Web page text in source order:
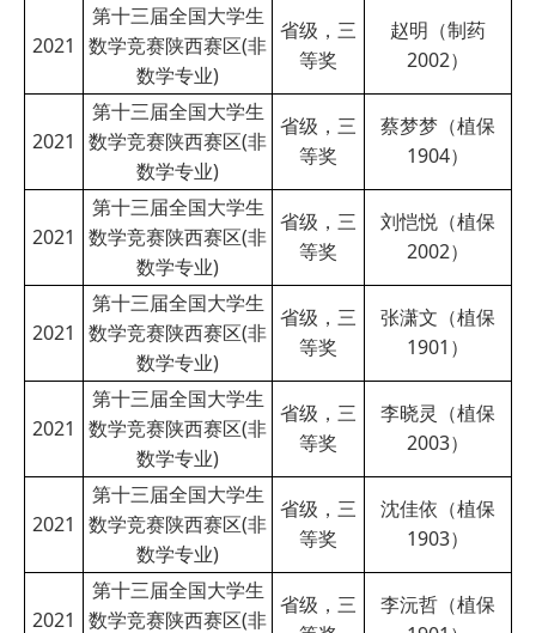
2021
第十三届全国大学生
数学竞赛陕西赛区(非
数学专业)
省级，三
等奖
赵明（制药
2002）
2021
第十三届全国大学生
数学竞赛陕西赛区(非
数学专业)
省级，三
等奖
蔡梦梦（植保
1904）
2021
第十三届全国大学生
数学竞赛陕西赛区(非
数学专业)
省级，三
等奖
刘恺悦（植保
2002）
2021
第十三届全国大学生
数学竞赛陕西赛区(非
数学专业)
省级，三
等奖
张潇文（植保
1901）
2021
第十三届全国大学生
数学竞赛陕西赛区(非
数学专业)
省级，三
等奖
李晓灵（植保
2003）
2021
第十三届全国大学生
数学竞赛陕西赛区(非
数学专业)
省级，三
等奖
沈佳依（植保
1903）
2021
第十三届全国大学生
数学竞赛陕西赛区(非
省级，三
李沅哲（植保